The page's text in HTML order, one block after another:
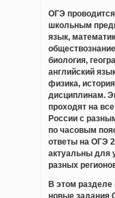
ОГЭ
школьным
язык,
биология,
английский
физика,
дисциплинам.
проходят на
России с
по часовым
ответы на ОГЭ
актуальны для
разных
В этом разделе
новые задания